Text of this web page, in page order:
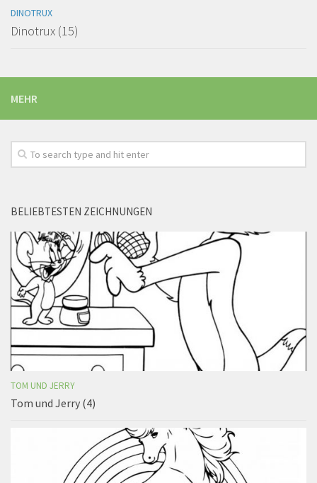
DINOTRUX
Dinotrux (15)
MEHR
BELIEBTESTEN ZEICHNUNGEN
TOM UND JERRY
Tom und Jerry (4)